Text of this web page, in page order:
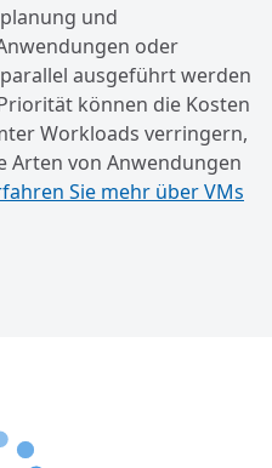
und
oder
ausgeführt werden
können die Kosten
Workloads verringern,
von Anwendungen
Sie mehr über VMs